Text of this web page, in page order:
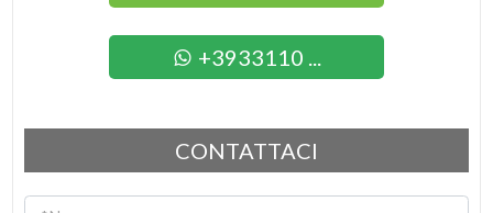
+3933110 ...
CONTATTACI